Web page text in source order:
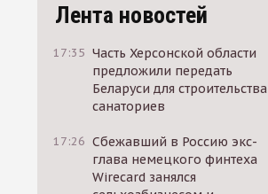
Лента новостей
17:35 Часть Херсонской области
предложили передать
Беларуси для строительства
санаториев
17:26 Сбежавший в Россию экс-
глава немецкого финтеха
Wirecard занялся